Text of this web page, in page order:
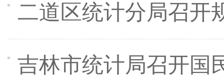
二道区统计分局召开
吉林市统计局召开国